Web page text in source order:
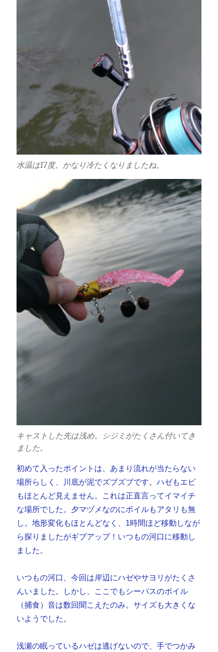
水温は17度。かなり冷たくなりましたね。
キャストした先は浅め。シジミがたくさん付いてき
ました。
初めて入ったポイントは、あまり流れが当たらない
場所らしく、川底が泥でズブズブです。ハゼもエビ
もほとんど見えません。これは正直言ってイマイチ
な場所でした。夕マヅメなのにボイルもアタリも無
し。地形変化もほとんどなく、1時間ほど移動しなが
ら探りましたがギブアップ！いつもの河口に移動し
ました。
いつもの河口、今回は岸辺にハゼやサヨリがたくさ
んいました。しかし、ここでもシーバスのボイル
（捕食）音は数回聞こえたのみ。サイズも大きくな
いようでした。
浅瀬の眠っているハゼは逃げないので、手でつかみ